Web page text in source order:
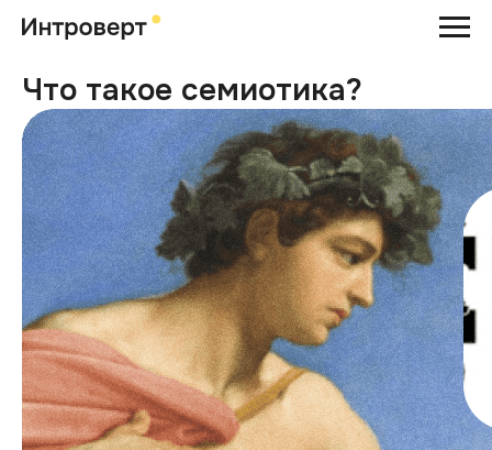
Что такое семиотика?